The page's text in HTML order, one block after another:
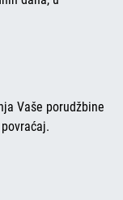
Vaše porudžbine